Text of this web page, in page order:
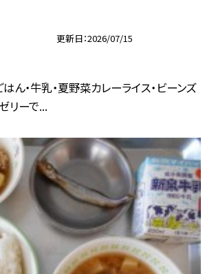
更新日 2026/07/15
ん・牛乳・夏野菜カレーライス・ビーンズ
リーで...